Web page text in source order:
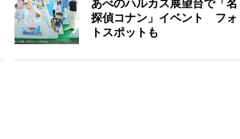
あべのハルカス展望台で「名
探偵コナン」イベント フォ
トスポットも